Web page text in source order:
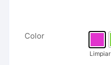
Color
Limpiar